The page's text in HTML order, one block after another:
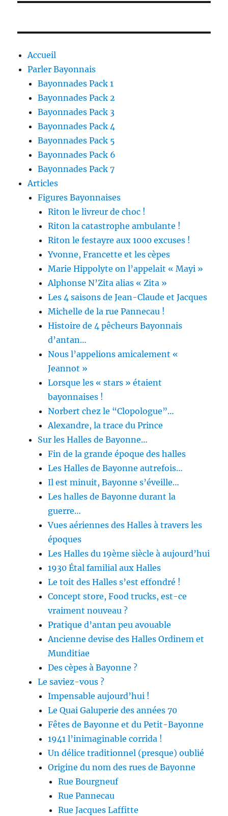
Accueil
Parler Bayonnais
Bayonnades Pack 1
Bayonnades Pack 2
Bayonnades Pack 3
Bayonnades Pack 4
Bayonnades Pack 5
Bayonnades Pack 6
Bayonnades Pack 7
Articles
Figures Bayonnaises
Riton le livreur de choc !
Riton la catastrophe ambulante !
Riton le festayre aux 1000 excuses !
Yvonne, Francette et les cèpes
Marie Hippolyte on l’appelait « Mayi »
Alphonse N’Zita alias « Zita »
Les 4 saisons de Jean-Claude et Jacques
Michelle de la rue Pannecau !
Histoire de 4 pêcheurs Bayonnais
d’antan…
Nous l’appelions amicalement «
Jeannot »
Lorsque les « stars » étaient
bayonnaises !
Norbert chez le “Clopologue”…
Alexandre, la trace du Prince
Sur les Halles de Bayonne…
Fin de la grande époque des halles
Les Halles de Bayonne autrefois…
Il est minuit, Bayonne s’éveille…
Les halles de Bayonne durant la
guerre…
Vues aériennes des Halles à travers les
époques
Les Halles du 19ème siècle à aujourd’hui
1930 Étal familial aux Halles
Le toit des Halles s’est effondré !
Concept store, Food trucks, est-ce
vraiment nouveau ?
Pratique d’antan peu avouable
Ancienne devise des Halles Ordinem et
Munditiae
Des cèpes à Bayonne ?
Le saviez-vous ?
Impensable aujourd’hui !
Le Quai Galuperie des années 70
Fêtes de Bayonne et du Petit-Bayonne
1941 l’inimaginable corrida !
Un délice traditionnel (presque) oublié
Origine du nom des rues de Bayonne
Rue Bourgneuf
Rue Pannecau
Rue Jacques Laffitte